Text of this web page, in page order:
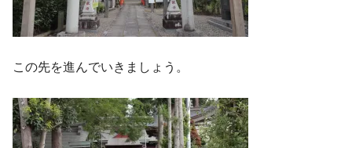
この先を進んでいきましょう。